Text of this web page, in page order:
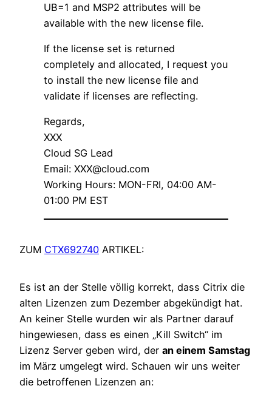
UB=1 and MSP2 attributes will be
available with the new license file.
If the license set is returned
completely and allocated, I request you
to install the new license file and
validate if licenses are reflecting.
Regards,
XXX
Cloud SG Lead
Email: XXX@cloud.com
Working Hours: MON-FRI, 04:00 AM-
01:00 PM EST
ZUM CTX692740 ARTIKEL:
Es ist an der Stelle völlig korrekt, dass Citrix die
alten Lizenzen zum Dezember abgekündigt hat.
An keiner Stelle wurden wir als Partner darauf
hingewiesen, dass es einen „Kill Switch“ im
Lizenz Server geben wird, der an einem Samstag
im März umgelegt wird. Schauen wir uns weiter
die betroffenen Lizenzen an: